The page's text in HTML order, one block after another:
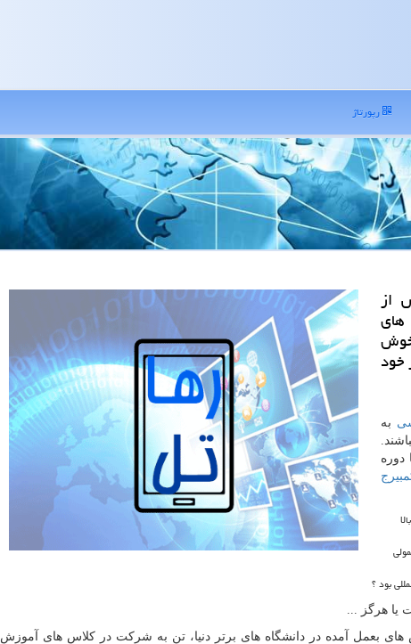
رپورتاژ
از
خوش
خود
به
دوره
بود ؟
هرگز ...
های بعمل آمده در دانشگاه های برتر دنیا، تن به شرکت در کلاس های آموزش